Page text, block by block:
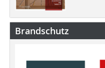
Brandschutz